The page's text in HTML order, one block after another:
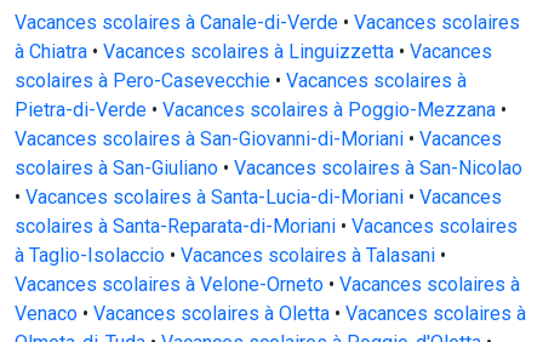
Vacances scolaires à Canale-di-Verde • Vacances scolaires
à Chiatra • Vacances scolaires à Linguizzetta • Vacances
scolaires à Pero-Casevecchie • Vacances scolaires à
Pietra-di-Verde • Vacances scolaires à Poggio-Mezzana •
Vacances scolaires à San-Giovanni-di-Moriani • Vacances
scolaires à San-Giuliano • Vacances scolaires à San-Nicolao
• Vacances scolaires à Santa-Lucia-di-Moriani • Vacances
scolaires à Santa-Reparata-di-Moriani • Vacances scolaires
à Taglio-Isolaccio • Vacances scolaires à Talasani •
Vacances scolaires à Velone-Orneto • Vacances scolaires à
Venaco • Vacances scolaires à Oletta • Vacances scolaires à